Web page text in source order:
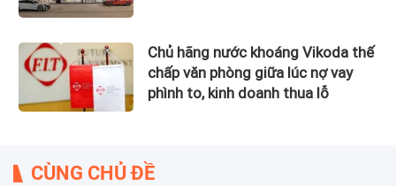
Chủ hãng nước khoáng Vikoda thế
chấp văn phòng giữa lúc nợ vay
phình to, kinh doanh thua lỗ
CÙNG CHỦ ĐỀ